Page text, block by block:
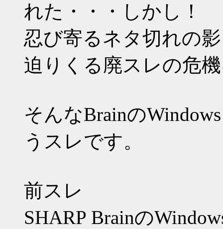
れた・・・しかし！
忍び寄るネタ切れの
迫りくる廃スレの危
そんなBrainの
うスレです。
前スレ
SHARP Brainの